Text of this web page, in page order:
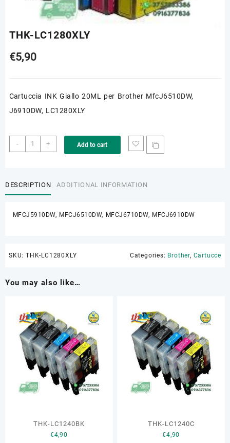
THK-LC1280XLY
€5,90
Cartuccia INK Giallo 20ML per Brother MfcJ6510DW,
J6910DW, LC1280XLY
-
THK-
LC1280XLY
+ Add to cart
DESCRIPTION ADDITIONAL INFORMATION
MFCJ5910DW, MFCJ6510DW, MFCJ6710DW, MFCJ6910DW
SKU: THK-LC1280XLY Categories: Brother, Cartucce
You may also like…
THK-LC1240BK
€4,90
THK-LC1240C
€4,90